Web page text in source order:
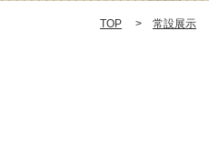
TOP 常設展示